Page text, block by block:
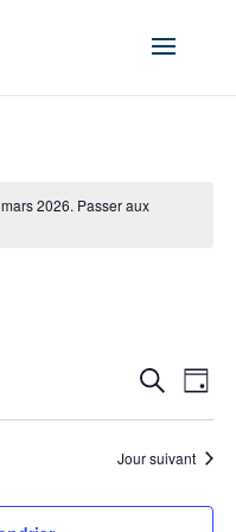
2026. Passer aux
et
de
vues
Recherche
de
Jour
Jour suivant